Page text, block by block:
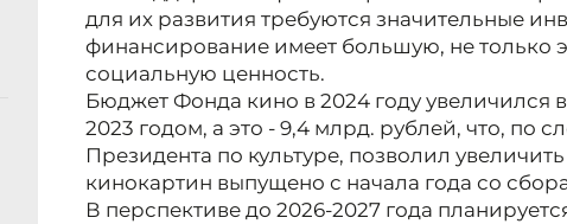
для их развития требуются значительные
финансирование имеет большую, не только
социальную ценность.
Бюджет Фонда кино в 2024 году увеличился
2023 годом, а это - 9,4 млрд. рублей, что, по
Президента по культуре, позволил
кинокартин выпущено с начала года со
В перспективе до 2026-2027 года